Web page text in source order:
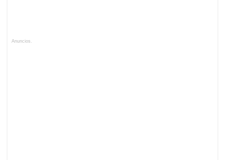
Anuncios.